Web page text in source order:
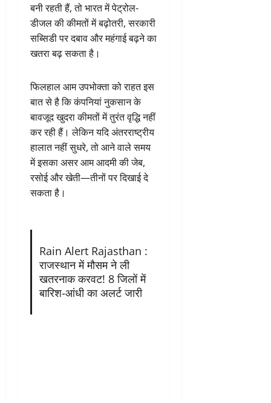
बनी रहती हैं, तो भारत में पेट्रोल-
डीजल की कीमतों में बढ़ोतरी, सरकारी
सब्सिडी पर दबाव और महंगाई बढ़ने का
खतरा बढ़ सकता है।
फिलहाल आम उपभोक्ता को राहत इस
बात से है कि कंपनियां नुकसान के
बावजूद खुदरा कीमतों में तुरंत वृद्धि नहीं
कर रही हैं। लेकिन यदि अंतरराष्ट्रीय
हालात नहीं सुधरे, तो आने वाले समय
में इसका असर आम आदमी की जेब,
रसोई और खेती—तीनों पर दिखाई दे
सकता है।
Rain Alert Rajasthan :
राजस्थान में मौसम ने ली
खतरनाक करवट! 8 जिलों में
बारिश-आंधी का अलर्ट जारी